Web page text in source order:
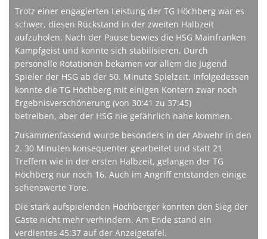
Trotz einer engagierten Leistung der TG Höchberg war es
schwer, diesen Rückstand in der zweiten Halbzeit
aufzuholen. Nach der Pause bewies die HSG Mainfranken
Kampfgeist und konnte sich stabilisieren. Durch
personelle Rotationen bekamen vor allem die Jugend
Spieler der HSG ab der 50. Minute Spielzeit. Infolgedessen
konnte die TG Höchberg mit einigen Kontern zwar noch
Ergebnisverschönerung (von 30:41 zu 37:45)
betreiben, aber der HSG nie gefährlich nahe kommen.
Zusammenfassend wurde besonders in der Abwehr in den
2. 30 Minuten konsequenter gearbeitet und statt 21
Treffern wie in der ersten Halbzeit, gelangen der TG
Höchberg nur noch 16. Auch im Angriff entstanden einige
sehenswerte Tore.
Die stark aufspielenden Höchberger konnten den Sieg der
Gäste nicht mehr verhindern. Am Ende stand ein
verdientes 45:37 auf der Anzeigetafel.